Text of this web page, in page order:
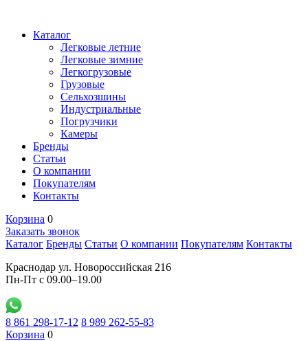
Каталог
Легковые летние
Легковые зимние
Легкогрузовые
Грузовые
Сельхозшины
Индустриальные
Погрузчики
Камеры
Бренды
Статьи
О компании
Покупателям
Контакты
Корзина 0
Заказать звонок
Каталог Бренды Статьи О компании Покупателям Контакты
Краснодар ул. Новороссийская 216
Пн-Пт с 09.00–19.00
8 861 298-17-12 8 989 262-55-83
Корзина 0